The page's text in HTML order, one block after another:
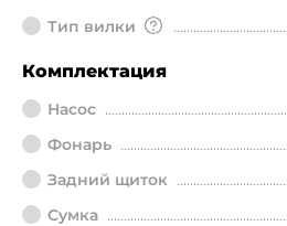
Тип вилки
Комплектация
Насос
Фонарь
Задний щиток
Сумка